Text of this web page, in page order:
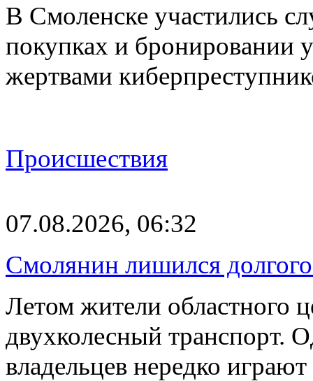
В Смоленске участились
покупках и бронировании
жертвами
Происшествия
07.08.2026, 06:32
Смолянин лишился
Летом жители областного
двухколесный транспорт.
владельцев нередко